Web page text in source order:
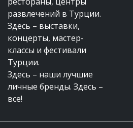
развлечений в Турции.
Здесь – выставки,
концерты, мастер-
классы и фестивали
Турции.
Здесь – наши лучшие
личные бренды. Здесь –
все!